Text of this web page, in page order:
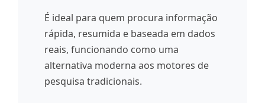
É ideal para quem procura informação
rápida, resumida e baseada em dados
reais, funcionando como uma
alternativa moderna aos motores de
pesquisa tradicionais.